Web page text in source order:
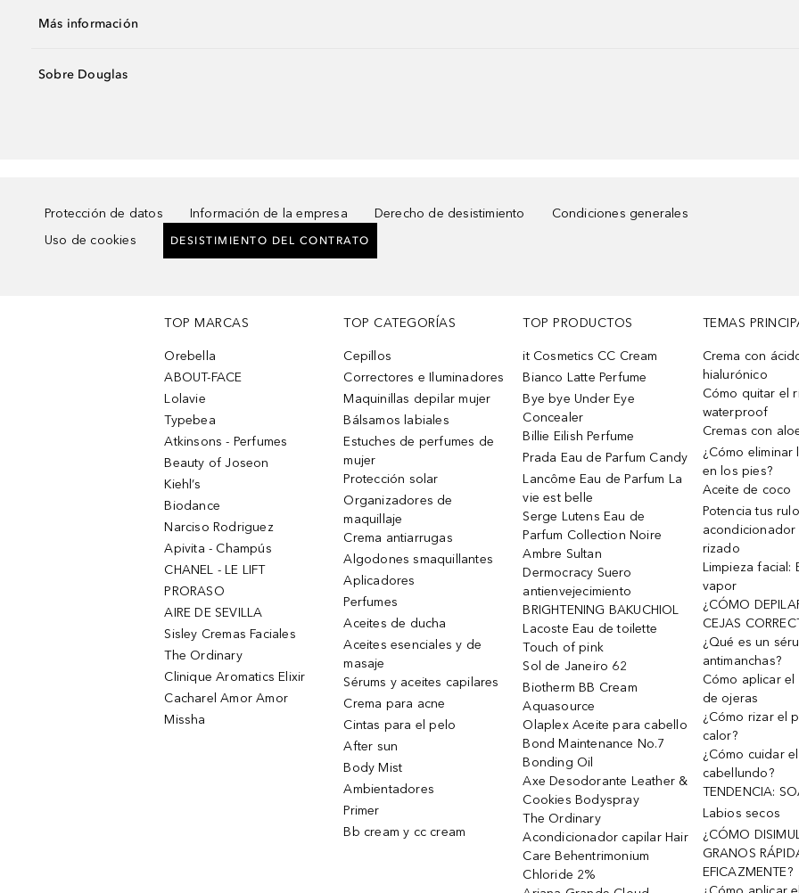
Más información
Sobre Douglas
Protección de datos Información de la empresa Derecho de desistimiento
Condiciones generales
Uso de cookies
DESISTIMIENTO DEL CONTRATO
TOP MARCAS
Orebella
ABOUT-FACE
Lolavie
Typebea
Atkinsons - Perfumes
Beauty of Joseon
Kiehl’s
Biodance
Narciso Rodriguez
Apivita - Champús
CHANEL - LE LIFT
PRORASO
AIRE DE SEVILLA
Sisley Cremas Faciales
The Ordinary
Clinique Aromatics Elixir
Cacharel Amor Amor
Missha
TOP CATEGORÍAS
Cepillos
Correctores e Iluminadores
Maquinillas depilar mujer
Bálsamos labiales
Estuches de perfumes de
mujer
Protección solar
Organizadores de
maquillaje
Crema antiarrugas
Algodones smaquillantes
Aplicadores
Perfumes
Aceites de ducha
Aceites esenciales y de
masaje
Sérums y aceites capilares
Crema para acne
Cintas para el pelo
After sun
Body Mist
Ambientadores
Primer
Bb cream y cc cream
TOP PRODUCTOS
it Cosmetics CC Cream
Bianco Latte Perfume
Bye bye Under Eye
Concealer
Billie Eilish Perfume
Prada Eau de Parfum Candy
Lancôme Eau de Parfum La
vie est belle
Serge Lutens Eau de
Parfum Collection Noire
Ambre Sultan
Dermocracy Suero
antienvejecimiento
BRIGHTENING BAKUCHIOL
Lacoste Eau de toilette
Touch of pink
Sol de Janeiro 62
Biotherm BB Cream
Aquasource
Olaplex Aceite para cabello
Bond Maintenance No.7
Bonding Oil
Axe Desodorante Leather &
Cookies Bodyspray
The Ordinary
Acondicionador capilar Hair
Care Behentrimonium
Chloride 2%
TEMAS
Crema con
hialurónico
Cómo quitar el
waterproof
Cremas con
¿Cómo eliminar
en los pies?
Aceite de coco
Potencia tus
rizado
Limpieza facial:
vapor
¿CÓMO
CEJAS
¿Qué es un
antimanchas?
Cómo aplicar
de ojeras
¿Cómo rizar el
calor?
¿Cómo cuidar
cabellundo?
TENDENCIA:
Labios secos
¿CÓMO
GRANOS
EFICAZMENTE?